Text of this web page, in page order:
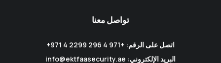
تواصل معنا
اتصل على الرقم: +971 4 296 2299 4 971+
البريد الإلكتروني: info@ektfaasecurity.ae